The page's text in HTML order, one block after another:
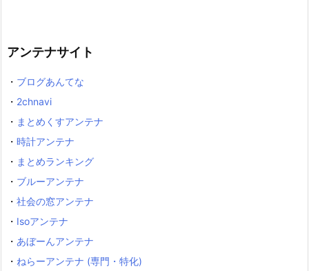
アンテナサイト
・ ブログあんてな
・ 2chnavi
・ まとめくすアンテナ
・ 時計アンテナ
・ まとめランキング
・ ブルーアンテナ
・ 社会の窓アンテナ
・ Isoアンテナ
・ あぼーんアンテナ
・ ねらーアンテナ (専門・特化)